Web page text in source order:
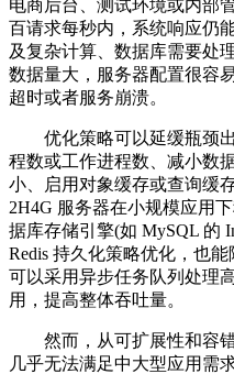
电商后台、测试环境或内部
百请求每秒内，系统响应仍
及复杂计算、数据库需要处
数据量大，服务器配置很容
超时或者服务崩溃。
优化策略可以延缓瓶颈出
程数或工作进程数、减小数
小、启用对象缓存或查询缓
2H4G 服务器在小规模应用
据库存储引擎(如 MySQL 的
Redis 持久化策略优化，也能
可以采用异步任务队列处理
用，提高整体吞吐量。
然而，从可扩展性和容错
几乎无法满足中大型应用需